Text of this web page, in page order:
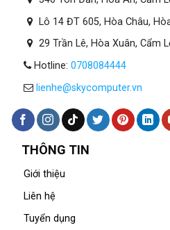
Lô 14 ĐT 605, Hòa Châu,
29 Trần Lê, Hòa Xuân, Cẩm
Hotline: 0708084444
lienhe@skycomputer.vn
THÔNG TIN
Giới thiệu
Liên hệ
Tuyển dụng